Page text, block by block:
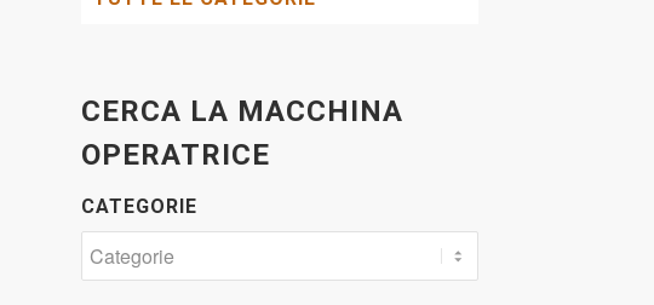
CERCA LA MACCHINA
OPERATRICE
CATEGORIE